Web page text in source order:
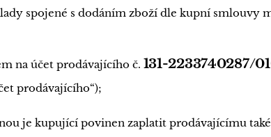
spojené s dodáním zboží dle kupní
na účet prodávajícího č. 131-2233740287/
prodávajícího“);
je kupující povinen zaplatit prodávajícímu